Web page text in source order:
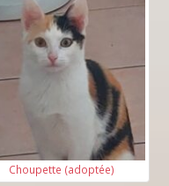
Choupette (adoptée)